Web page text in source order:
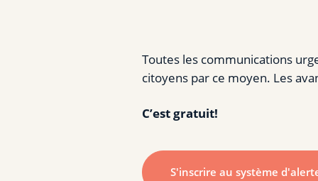
Toutes les communications
citoyens par ce moyen. Les
C’est gratuit!
S'inscrire au système